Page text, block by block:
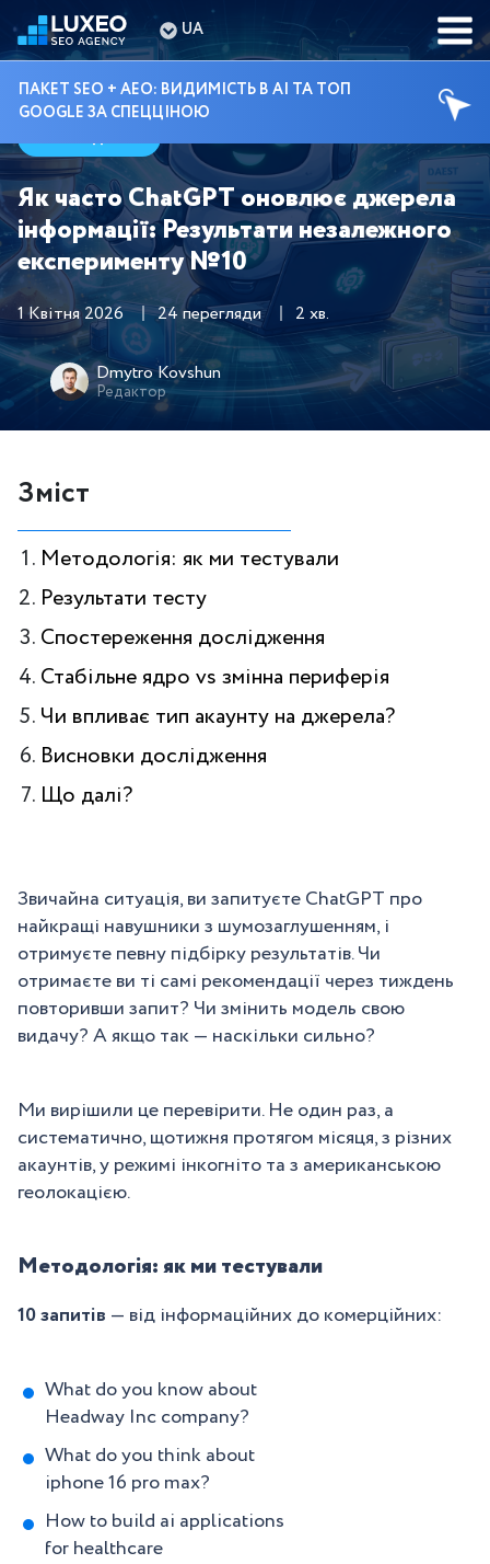
UA
ПАКЕТ SEO + AEO: ВИДИМІСТЬ В AI ТА ТОП
GOOGLE ЗА СПЕЦЦІНОЮ
Гайди
Як часто ChatGPT оновлює джерела
інформації: Результати незалежного
експерименту №10
1 Квітня 2026 24 перегляди 2 хв.
Dmytro Kovshun
Редактор
Зміст
Методологія: як ми тестували
Результати тесту
Спостереження дослідження
Стабільне ядро vs змінна периферія
Чи впливає тип акаунту на джерела?
Висновки дослідження
Що далі?
Звичайна ситуація, ви запитуєте ChatGPT про
найкращі навушники з шумозаглушенням, і
отримуєте певну підбірку результатів. Чи
отримаєте ви ті самі рекомендації через тиждень
повторивши запит? Чи змінить модель свою
видачу? А якщо так — наскільки сильно?
Ми вирішили це перевірити. Не один раз, а
систематично, щотижня протягом місяця, з різних
акаунтів, у режимі інкогніто та з американською
геолокацією.
Методологія: як ми тестували
10 запитів — від інформаційних до комерційних:
What do you know about
Headway Inc company?
What do you think about
iphone 16 pro max?
How to build ai applications
for healthcare